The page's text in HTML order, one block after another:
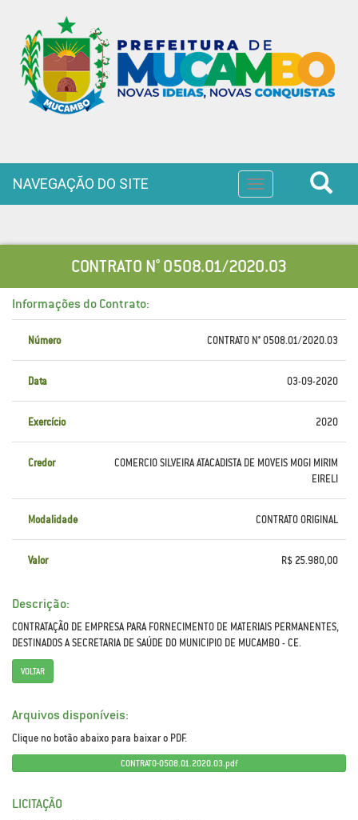
Toggle
navigation
NAVEGAÇÃO DO SITE
CONTRATO N° 0508.01/2020.03
Informações do Contrato:
Número CONTRATO N° 0508.01/2020.03
Data 03-09-2020
Exercício 2020
Credor
COMERCIO SILVEIRA ATACADISTA DE MOVEIS MOGI MIRIM
EIRELI
Modalidade CONTRATO ORIGINAL
Valor R$ 25.980,00
Descrição:
CONTRATAÇÃO DE EMPRESA PARA FORNECIMENTO DE MATERIAIS PERMANENTES,
DESTINADOS A SECRETARIA DE SAÚDE DO MUNICIPIO DE MUCAMBO - CE.
VOLTAR
Arquivos disponíveis:
Clique no botão abaixo para baixar o PDF.
CONTRATO-0508.01.2020.03.pdf
LICITAÇÃO